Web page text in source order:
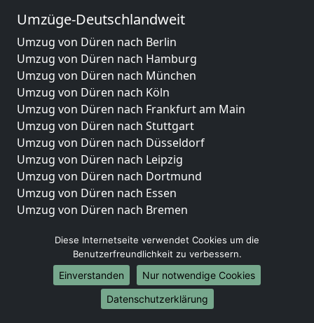
Umzüge-Deutschlandweit
Umzug von Düren nach Berlin
Umzug von Düren nach Hamburg
Umzug von Düren nach München
Umzug von Düren nach Köln
Umzug von Düren nach Frankfurt am Main
Umzug von Düren nach Stuttgart
Umzug von Düren nach Düsseldorf
Umzug von Düren nach Leipzig
Umzug von Düren nach Dortmund
Umzug von Düren nach Essen
Umzug von Düren nach Bremen
Umzug von Düren nach Hannover
Umzug von Düren nach Nürnberg
Umzug von Düren nach Duisburg
Umzug von Düren nach Bochum
Umzug von Düren nach Wuppertal
Diese Internetseite verwendet Cookies um die
Benutzerfreundlichkeit zu verbessern.
Einverstanden
Nur notwendige Cookies
Datenschutzerklärung